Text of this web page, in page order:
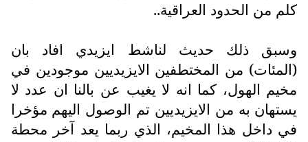
كلم من الحدود العراقية..
وسبق ذلك حديث لناشط ايزيدي افاد بان
(المئات) من المختطفين الايزيديين موجودين في
مخيم الهول، كما انه لا يغيب عن بالنا ان عدد لا
يستهان به من الايزيديين تم الوصول اليهم مؤخرا
في داخل هذا المخيم، الذي ربما يعد آخر محطة